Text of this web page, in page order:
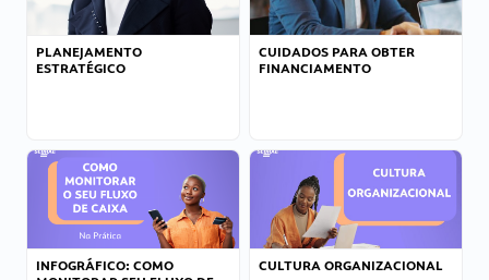
PLANEJAMENTO
ESTRATÉGICO
CUIDADOS PARA OBTER
FINANCIAMENTO
INFOGRÁFICO: COMO
CULTURA ORGANIZACIONAL